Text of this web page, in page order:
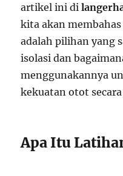
artikel ini di
kita akan
adalah pilihan yang
isolasi dan
menggunakannya
kekuatan otot
Apa Itu